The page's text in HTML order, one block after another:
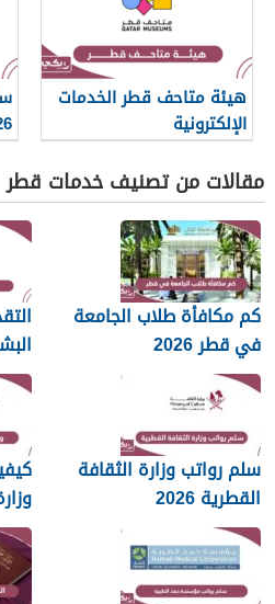
هيئة متاحف قطر الخدمات
الإلكترونية
مقالات من تصنيف خدمات قطر
كم مكافأة طلاب الجامعة
في قطر 2026
سلم رواتب وزارة الثقافة
القطرية 2026